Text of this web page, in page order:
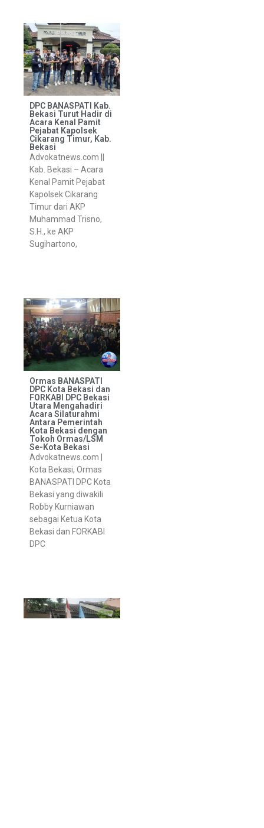
DPC BANASPATI Kab.
Bekasi Turut Hadir di
Acara Kenal Pamit
Pejabat Kapolsek
Cikarang Timur, Kab.
Bekasi
Advokatnews.com ||
Kab. Bekasi – Acara
Kenal Pamit Pejabat
Kapolsek Cikarang
Timur dari AKP
Muhammad Trisno,
S.H., ke AKP
Sugihartono,
Ormas BANASPATI
DPC Kota Bekasi dan
FORKABI DPC Bekasi
Utara Mengahadiri
Acara Silaturahmi
Antara Pemerintah
Kota Bekasi dengan
Tokoh Ormas/LSM
Se-Kota Bekasi
Advokatnews.com |
Kota Bekasi, Ormas
BANASPATI DPC Kota
Bekasi yang diwakili
Robby Kurniawan
sebagai Ketua Kota
Bekasi dan FORKABI
DPC